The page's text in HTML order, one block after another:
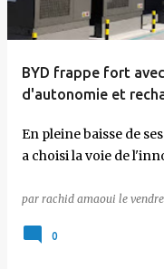
BYD frappe fort
d'autonomie et
En pleine baisse de
a choisi la voie de
par rachid amaoui le
0